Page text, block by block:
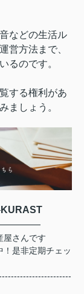
などの生活ル
営方法まで、
るのです。
する権利があ
ましょう。
KURAST
屋さんです
是非定期チェッ